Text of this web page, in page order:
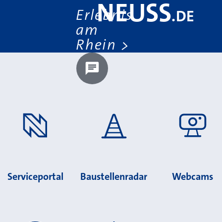
Erlebnis
am
Rhein
NEUSS.DE
Chatbot laden?
Serviceportal Baustellenradar Webcams